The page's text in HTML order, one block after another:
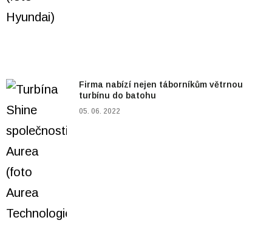
Firma nabízí nejen táborníkům větrnou
turbínu do batohu
05. 06. 2022